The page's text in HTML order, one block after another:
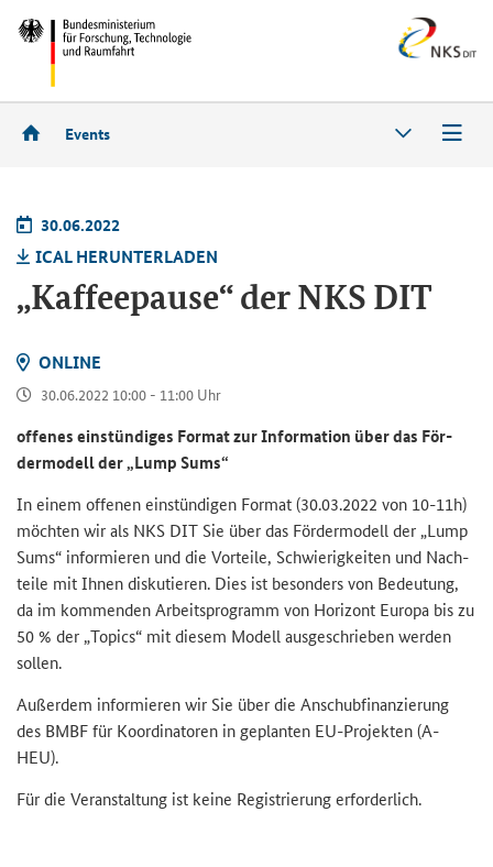
Events
30.06.2022
ICAL HER­UN­TER­LA­DEN
„Kaf­fee­pau­se“ der NKS DIT
ON­LINE
30.06.2022 10:00 - 11:00 Uhr
of­fe­nes ein­stün­di­ges For­mat zur In­for­ma­ti­on über das För­
der­mo­dell der „Lump Sums“
In einem of­fe­nen ein­stün­di­gen For­mat (30.03.2022 von 10-​11h)
möch­ten wir als NKS DIT Sie über das För­der­mo­dell der „Lump
Sums“ in­for­mie­ren und die Vor­tei­le, Schwie­rig­kei­ten und Nach­
tei­le mit Ihnen dis­ku­tie­ren. Dies ist be­son­ders von Be­deu­tung,
da im kom­men­den Ar­beits­pro­gramm von Ho­ri­zont Eu­ro­pa bis zu
50 % der „Topics“ mit die­sem Mo­dell aus­ge­schrie­ben wer­den
sol­len.
Au­ßer­dem in­for­mie­ren wir Sie über die An­schub­fi­nan­zie­rung
des BMBF für Ko­or­di­na­to­ren in ge­plan­ten EU-​Projekten (A-
HEU).
Für die Ver­an­stal­tung ist keine Re­gis­trie­rung er­for­der­lich.